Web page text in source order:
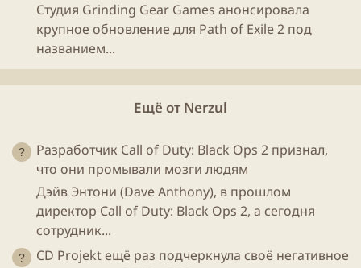
Студия Grinding Gear Games анонсировала
крупное обновление для Path of Exile 2 под
названием...
Ещё от Nerzul
Разработчик Call of Duty: Black Ops 2 признал,
что они промывали мозги людям
Дэйв Энтони (Dave Anthony), в прошлом
директор Call of Duty: Black Ops 2, а сегодня
сотрудник...
CD Projekt ещё раз подчеркнула своё негативное